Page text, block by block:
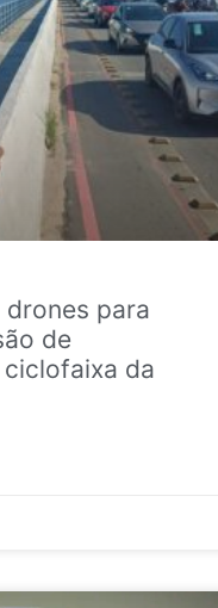
drones para
de
da